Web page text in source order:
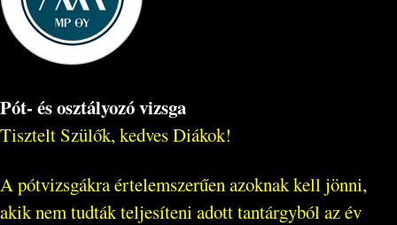
Pót- és osztályozó vizsga
Tisztelt Szülők, kedves Diákok!
A pótvizsgákra értelemszerűen azoknak kell jönni,
akik nem tudták teljesíteni adott tantárgyból az év